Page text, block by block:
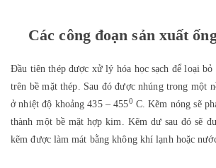
Các công đoạn sản xuất
Đầu tiên thép được xử lý hóa học sạch để loại
trên bề mặt thép. Sau đó được nhúng trong một
ở nhiệt độ khoảng 435 – 4550 C. Kẽm nóng sẽ
thành một bề mặt hợp kim. Kẽm dư sau đó sẽ
kẽm được làm mát bằng không khí lạnh hoặc